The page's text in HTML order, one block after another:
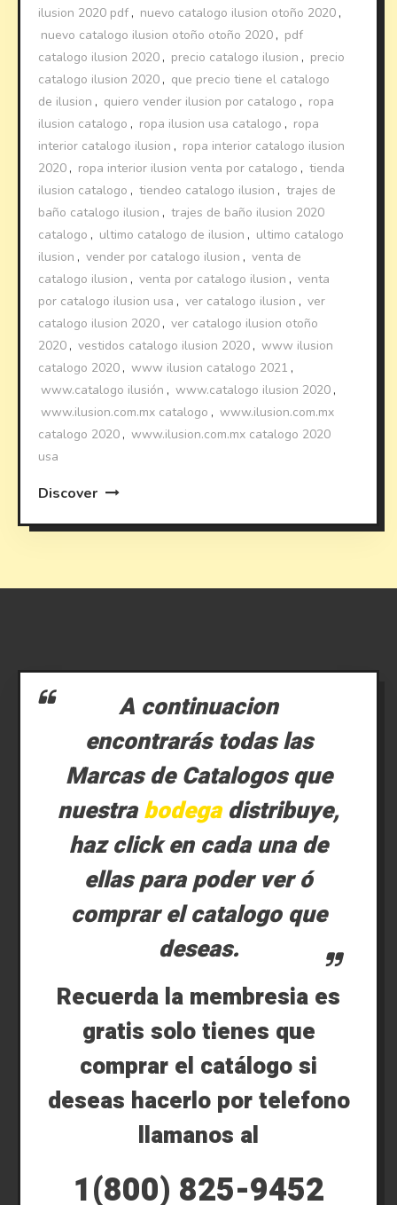
ilusion 2020 pdf , nuevo catalogo ilusion otoño 2020 ,
nuevo catalogo ilusion otoño otoño 2020 , pdf
catalogo ilusion 2020 , precio catalogo ilusion , precio
catalogo ilusion 2020 , que precio tiene el catalogo
de ilusion , quiero vender ilusion por catalogo , ropa
ilusion catalogo , ropa ilusion usa catalogo , ropa
interior catalogo ilusion , ropa interior catalogo ilusion
2020 , ropa interior ilusion venta por catalogo , tienda
ilusion catalogo , tiendeo catalogo ilusion , trajes de
baño catalogo ilusion , trajes de baño ilusion 2020
catalogo , ultimo catalogo de ilusion , ultimo catalogo
ilusion , vender por catalogo ilusion , venta de
catalogo ilusion , venta por catalogo ilusion , venta
por catalogo ilusion usa , ver catalogo ilusion , ver
catalogo ilusion 2020 , ver catalogo ilusion otoño
2020 , vestidos catalogo ilusion 2020 , www ilusion
catalogo 2020 , www ilusion catalogo 2021 ,
www.catalogo ilusión , www.catalogo ilusion 2020 ,
www.ilusion.com.mx catalogo , www.ilusion.com.mx
catalogo 2020 , www.ilusion.com.mx catalogo 2020
usa
Discover
A continuacion
encontrarás todas las
Marcas de Catalogos que
nuestrabodegadistribuye,
haz click en cada una de
ellas para poder ver ó
comprar el catalogo que
deseas.
Recuerda la membresia es
gratis solo tienes que
comprar el catálogo si
deseas hacerlo por telefono
llamanos al
1(800) 825-9452